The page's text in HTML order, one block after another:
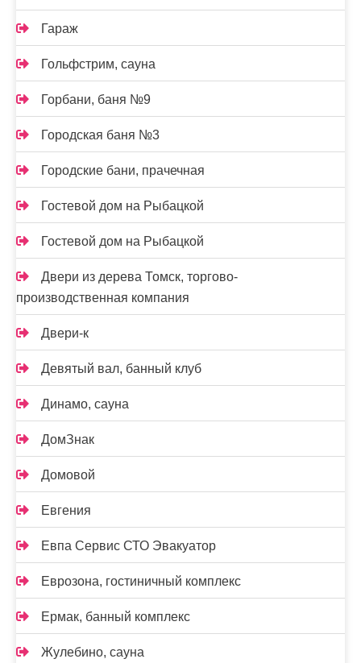
Гараж
Гольфстрим, сауна
Горбани, баня №9
Городская баня №3
Городские бани, прачечная
Гостевой дом на Рыбацкой
Гостевой дом на Рыбацкой
Двери из дерева Томск, торгово-
производственная компания
Двери-к
Девятый вал, банный клуб
Динамо, сауна
ДомЗнак
Домовой
Евгения
Евпа Сервис СТО Эвакуатор
Еврозона, гостиничный комплекс
Ермак, банный комплекс
Жулебино, сауна